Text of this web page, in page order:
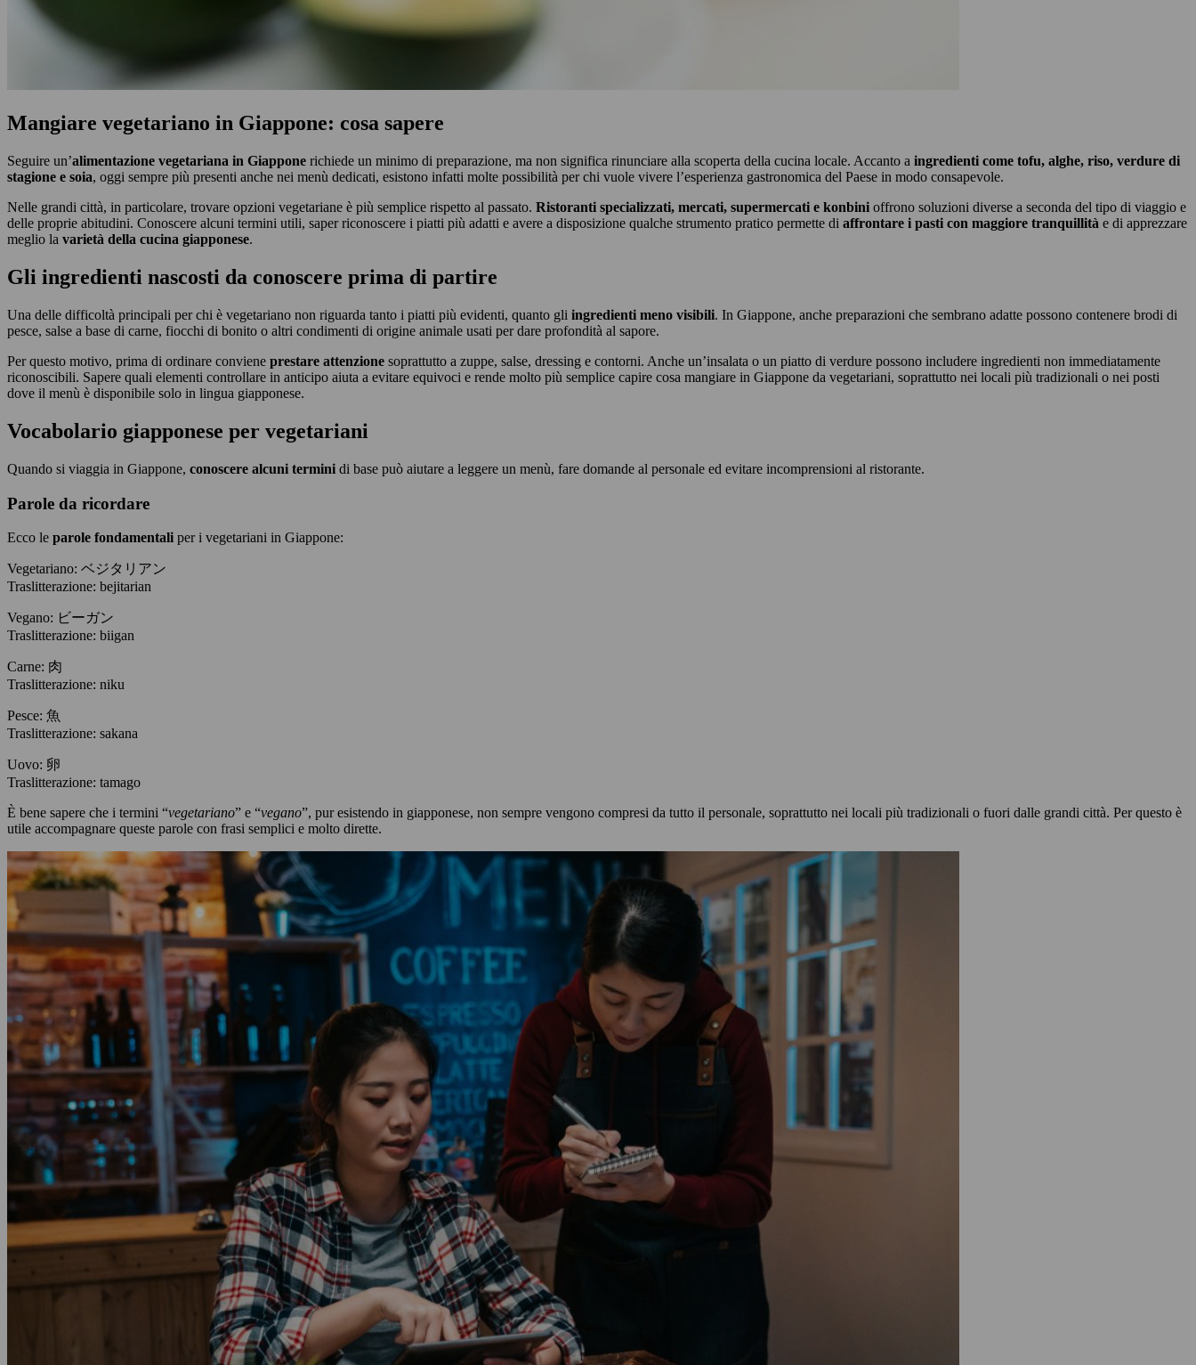
Mangiare vegetariano in Giappone: cosa sapere
Seguire un’alimentazione vegetariana in Giappone richiede un minimo di preparazione, ma non significa rinunciare alla scoperta della cucina locale. Accanto a ingredienti come tofu, alghe, riso, verdure di
stagione e soia, oggi sempre più presenti anche nei menù dedicati, esistono infatti molte possibilità per chi vuole vivere l’esperienza gastronomica del Paese in modo consapevole.
Nelle grandi città, in particolare, trovare opzioni vegetariane è più semplice rispetto al passato. Ristoranti specializzati, mercati, supermercati e konbini offrono soluzioni diverse a seconda del tipo di viaggio e
delle proprie abitudini. Conoscere alcuni termini utili, saper riconoscere i piatti più adatti e avere a disposizione qualche strumento pratico permette di affrontare i pasti con maggiore tranquillità e di apprezzare
meglio la varietà della cucina giapponese.
Gli ingredienti nascosti da conoscere prima di partire
Una delle difficoltà principali per chi è vegetariano non riguarda tanto i piatti più evidenti, quanto gli ingredienti meno visibili. In Giappone, anche preparazioni che sembrano adatte possono contenere brodi di
pesce, salse a base di carne, fiocchi di bonito o altri condimenti di origine animale usati per dare profondità al sapore.
Per questo motivo, prima di ordinare conviene prestare attenzione soprattutto a zuppe, salse, dressing e contorni. Anche un’insalata o un piatto di verdure possono includere ingredienti non immediatamente
riconoscibili. Sapere quali elementi controllare in anticipo aiuta a evitare equivoci e rende molto più semplice capire cosa mangiare in Giappone da vegetariani, soprattutto nei locali più tradizionali o nei posti
dove il menù è disponibile solo in lingua giapponese.
Vocabolario giapponese per vegetariani
Quando si viaggia in Giappone, conoscere alcuni termini di base può aiutare a leggere un menù, fare domande al personale ed evitare incomprensioni al ristorante.
Parole da ricordare
Ecco le parole fondamentali per i vegetariani in Giappone:
Vegetariano: ベジタリアン
Traslitterazione: bejitarian
Vegano: ビーガン
Traslitterazione: biigan
Carne: 肉
Traslitterazione: niku
Pesce: 魚
Traslitterazione: sakana
Uovo: 卵
Traslitterazione: tamago
È bene sapere che i termini “vegetariano” e “vegano”, pur esistendo in giapponese, non sempre vengono compresi da tutto il personale, soprattutto nei locali più tradizionali o fuori dalle grandi città. Per questo è
utile accompagnare queste parole con frasi semplici e molto dirette.